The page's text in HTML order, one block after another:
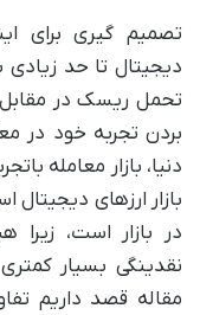
تصمیم گیری برای
دیجیتال تا حد
تحمل ریسک در مقابل
بردن تجربه خود در
دنیا، بازار معامله
بازار ارزهای
در بازار است، زیرا
نقدینگی بسیار
مقاله قصد داریم